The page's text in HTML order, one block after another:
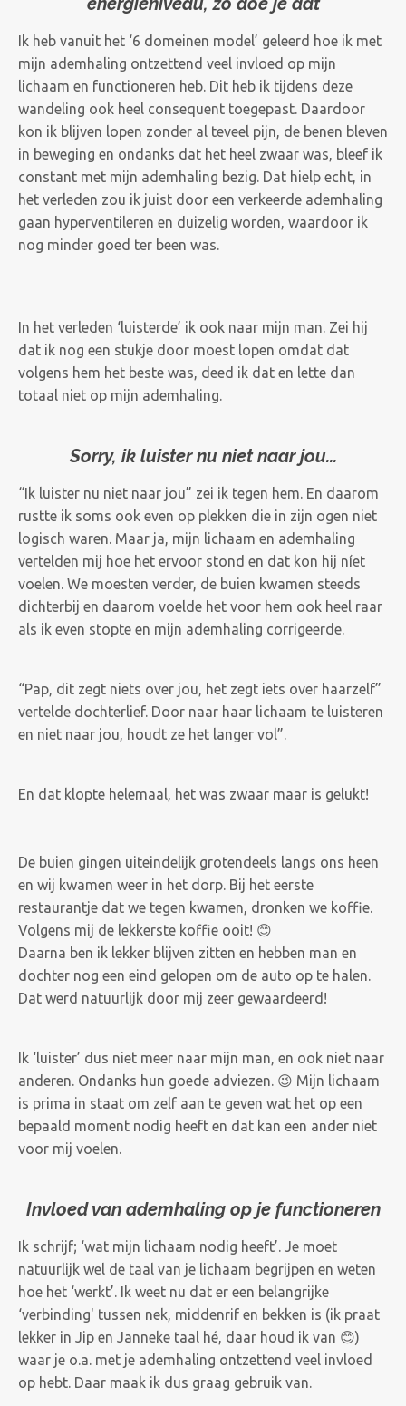
Ik heb vanuit het ‘6 domeinen model’ geleerd hoe ik met
mijn ademhaling ontzettend veel invloed op mijn
lichaam en functioneren heb. Dit heb ik tijdens deze
wandeling ook heel consequent toegepast. Daardoor
kon ik blijven lopen zonder al teveel pijn, de benen bleven
in beweging en ondanks dat het heel zwaar was, bleef ik
constant met mijn ademhaling bezig. Dat hielp echt, in
het verleden zou ik juist door een verkeerde ademhaling
gaan hyperventileren en duizelig worden, waardoor ik
nog minder goed ter been was.
In het verleden ‘luisterde’ ik ook naar mijn man. Zei hij
dat ik nog een stukje door moest lopen omdat dat
volgens hem het beste was, deed ik dat en lette dan
totaal niet op mijn ademhaling.
Sorry, ik luister nu niet naar jou...
“Ik luister nu niet naar jou” zei ik tegen hem. En daarom
rustte ik soms ook even op plekken die in zijn ogen niet
logisch waren. Maar ja, mijn lichaam en ademhaling
vertelden mij hoe het ervoor stond en dat kon hij níet
voelen. We moesten verder, de buien kwamen steeds
dichterbij en daarom voelde het voor hem ook heel raar
als ik even stopte en mijn ademhaling corrigeerde.
“Pap, dit zegt niets over jou, het zegt iets over haarzelf”
vertelde dochterlief. Door naar haar lichaam te luisteren
en niet naar jou, houdt ze het langer vol”.
En dat klopte helemaal, het was zwaar maar is gelukt!
De buien gingen uiteindelijk grotendeels langs ons heen
en wij kwamen weer in het dorp. Bij het eerste
restaurantje dat we tegen kwamen, dronken we koffie.
Volgens mij de lekkerste koffie ooit! 😊
Daarna ben ik lekker blijven zitten en hebben man en
dochter nog een eind gelopen om de auto op te halen.
Dat werd natuurlijk door mij zeer gewaardeerd!
Ik ‘luister’ dus niet meer naar mijn man, en ook niet naar
anderen. Ondanks hun goede adviezen. 😉 Mijn lichaam
is prima in staat om zelf aan te geven wat het op een
bepaald moment nodig heeft en dat kan een ander niet
voor mij voelen.
Invloed van ademhaling op je functioneren
Ik schrijf; ‘wat mijn lichaam nodig heeft’. Je moet
natuurlijk wel de taal van je lichaam begrijpen en weten
hoe het ‘werkt’. Ik weet nu dat er een belangrijke
‘verbinding' tussen nek, middenrif en bekken is (ik praat
lekker in Jip en Janneke taal hé, daar houd ik van 😊)
waar je o.a. met je ademhaling ontzettend veel invloed
op hebt. Daar maak ik dus graag gebruik van.